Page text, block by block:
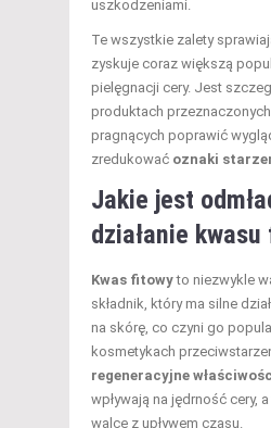
uszkodzeniami.
Te wszystkie zalety
zyskuje coraz większą
pielęgnacji cery. Jest
produktach
pragnących poprawić
zredukować oznaki
Jakie jest
działanie
Kwas fitowyto niezwykle
składnik, który ma silne
na skórę, co czyni go
kosmetykach
regeneracyjne
wpływają na jędrność cery,
walce z upływem czasu.